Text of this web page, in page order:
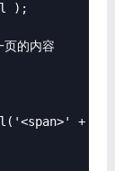
);
内容
+ Data